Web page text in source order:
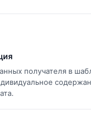
получателя в